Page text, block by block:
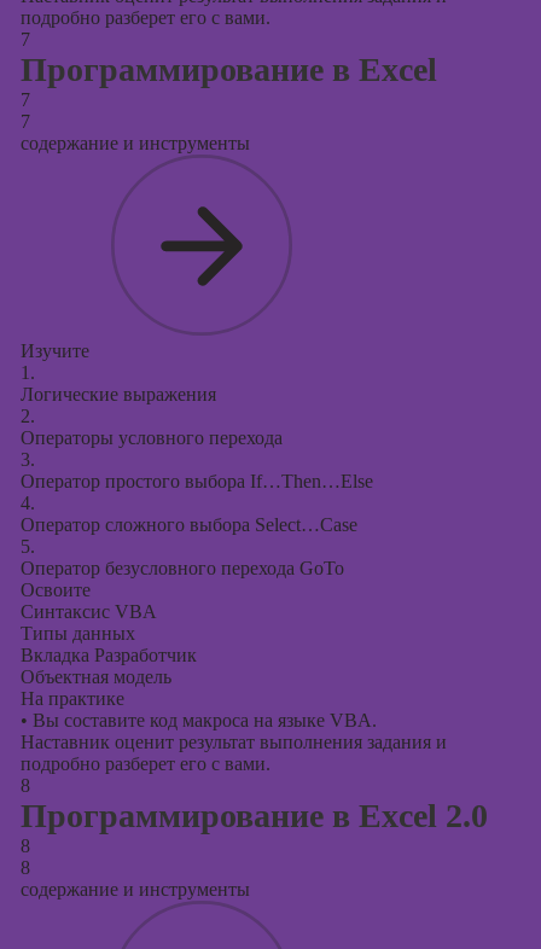
подробно разберет его с вами.
7
Программирование в Excel
7
7
содержание и инструменты
Изучите
1.
Логические выражения
2.
Операторы условного перехода
3.
Оператор простого выбора If…Then…Else
4.
Оператор сложного выбора Select…Case
5.
Оператор безусловного перехода GoTo
Освоите
Синтаксис VBA
Типы данных
Вкладка Разработчик
Объектная модель
На практике
• Вы составите код макроса на языке VBA.
Наставник оценит результат выполнения задания и
подробно разберет его с вами.
8
Программирование в Excel 2.0
8
8
содержание и инструменты